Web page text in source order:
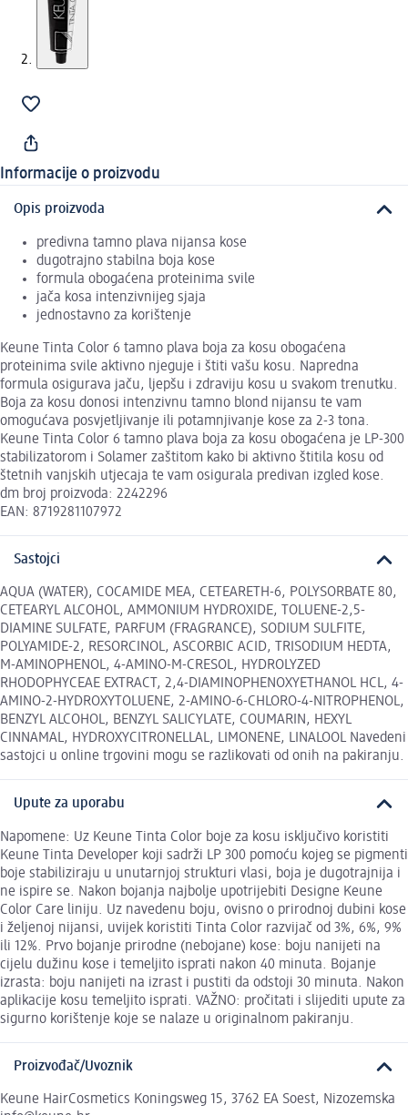
Informacije o proizvodu
Opis proizvoda
predivna tamno plava nijansa kose
dugotrajno stabilna boja kose
formula obogaćena proteinima svile
jača kosa intenzivnijeg sjaja
jednostavno za korištenje
Keune Tinta Color 6 tamno plava boja za kosu obogaćena
proteinima svile aktivno njeguje i štiti vašu kosu. Napredna
formula osigurava jaču, ljepšu i zdraviju kosu u svakom trenutku.
Boja za kosu donosi intenzivnu tamno blond nijansu te vam
omogućava posvjetljivanje ili potamnjivanje kose za 2-3 tona.
Keune Tinta Color 6 tamno plava boja za kosu obogaćena je LP-300
stabilizatorom i Solamer zaštitom kako bi aktivno štitila kosu od
štetnih vanjskih utjecaja te vam osigurala predivan izgled kose.
dm broj proizvoda: 2242296
EAN: 8719281107972
Sastojci
AQUA (WATER), COCAMIDE MEA, CETEARETH-6, POLYSORBATE 80,
CETEARYL ALCOHOL, AMMONIUM HYDROXIDE, TOLUENE-2,5-
DIAMINE SULFATE, PARFUM (FRAGRANCE), SODIUM SULFITE,
POLYAMIDE-2, RESORCINOL, ASCORBIC ACID, TRISODIUM HEDTA,
M-AMINOPHENOL, 4-AMINO-M-CRESOL, HYDROLYZED
RHODOPHYCEAE EXTRACT, 2,4-DIAMINOPHENOXYETHANOL HCL, 4-
AMINO-2-HYDROXYTOLUENE, 2-AMINO-6-CHLORO-4-NITROPHENOL,
BENZYL ALCOHOL, BENZYL SALICYLATE, COUMARIN, HEXYL
CINNAMAL, HYDROXYCITRONELLAL, LIMONENE, LINALOOL Navedeni
sastojci u online trgovini mogu se razlikovati od onih na pakiranju.
Upute za uporabu
Napomene: Uz Keune Tinta Color boje za kosu isključivo koristiti
Keune Tinta Developer koji sadrži LP 300 pomoću kojeg se pigmenti
boje stabiliziraju u unutarnjoj strukturi vlasi, boja je dugotrajnija i
ne ispire se. Nakon bojanja najbolje upotrijebiti Designe Keune
Color Care liniju. Uz navedenu boju, ovisno o prirodnoj dubini kose
i željenoj nijansi, uvijek koristiti Tinta Color razvijač od 3%, 6%, 9%
ili 12%. Prvo bojanje prirodne (nebojane) kose: boju nanijeti na
cijelu dužinu kose i temeljito isprati nakon 40 minuta. Bojanje
izrasta: boju nanijeti na izrast i pustiti da odstoji 30 minuta. Nakon
aplikacije kosu temeljito isprati. VAŽNO: pročitati i slijediti upute za
sigurno korištenje koje se nalaze u originalnom pakiranju.
Proizvođač/Uvoznik
Keune HairCosmetics Koningsweg 15, 3762 EA Soest, Nizozemska